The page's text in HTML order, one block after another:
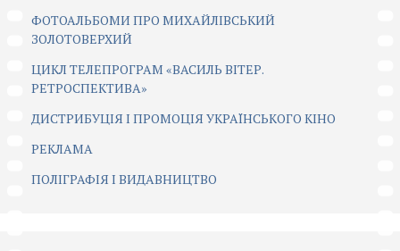
ФОТОАЛЬБОМИ ПРО МИХАЙЛІВСЬКИЙ
ЗОЛОТОВЕРХИЙ
ЦИКЛ ТЕЛЕПРОГРАМ «ВАСИЛЬ ВІТЕР.
РЕТРОСПЕКТИВА»
ДИСТРИБУЦІЯ І ПРОМОЦІЯ УКРАЇНСЬКОГО КІНО
РЕКЛАМА
ПОЛІГРАФІЯ І ВИДАВНИЦТВО